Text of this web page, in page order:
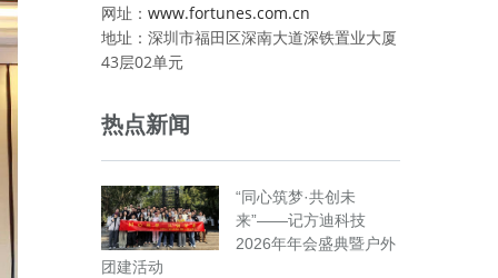
网址： www.fortunes.com.cn
地址：深圳市福田区深南大道深铁置业大厦
43层02单元
热点新闻
“同心筑梦·共创未
来”——记方迪科技
2026年年会盛典暨户外
团建活动